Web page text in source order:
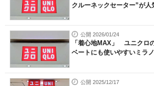
クルーネックセーター”が
公開 2026/01/24
「着心地MAX」 ユニクロ
ベートにも使いやすいミラ
公開 2025/12/17